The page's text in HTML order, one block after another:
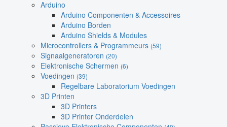
Arduino
Arduino Componenten & Accessoires
Arduino Borden
Arduino Shields & Modules
Microcontrollers & Programmeurs (59)
Signaalgeneratoren (20)
Elektronische Schermen (6)
Voedingen (39)
Regelbare Laboratorium Voedingen
3D Printen
3D Printers
3D Printer Onderdelen